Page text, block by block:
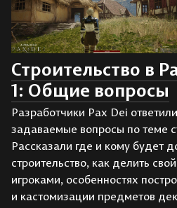
Строительство в
1: Общие вопросы
Разработчики Pax Dei
задаваемые вопросы по теме
Рассказали где и кому будет
строительство, как делить
игроками, особенностях
и кастомизации предметов